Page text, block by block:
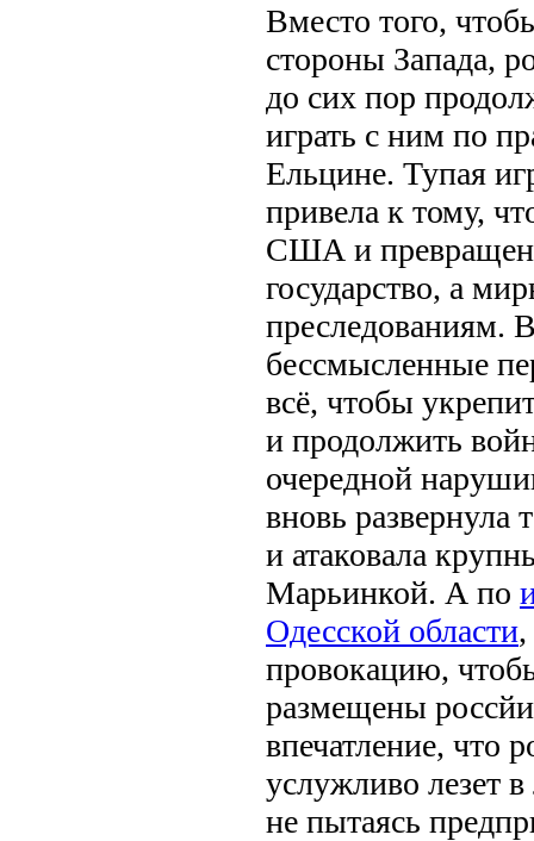
Вместо того,
стороны Запада,
до сих пор
играть с ним по
Ельцине. Тупая
привела к тому,
США и
государство, а
преследованиям.
бессмысленные
всё, чтобы
и продолжить
очередной
вновь развернула
и атаковала
Марьинкой. А по
Одесской области
провокацию,
размещены
впечатление, что
услужливо лезет
не пытаясь